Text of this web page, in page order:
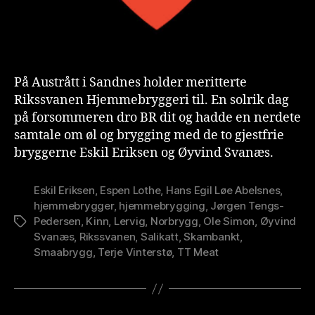
På Austrått i Sandnes holder meritterte
Rikssvanen Hjemmebryggeri til. En solrik dag
på forsommeren dro BR dit og hadde en nerdete
samtale om øl og brygging med de to gjestfrie
bryggerne Eskil Eriksen og Øyvind Svanæs.
Stikkord
Eskil Eriksen, Espen Lothe, Hans Egil Løe Abelsnes,
hjemmebrygger, hjemmebrygging, Jørgen Tengs-
Pedersen, Kinn, Lervig, Norbrygg, Ole Simon, Øyvind
Svanæs, Rikssvanen, Salikatt,Skambankt,
Smaabrygg, Terje Vinterstø, TT Meat